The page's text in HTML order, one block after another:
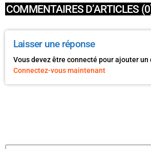
COMMENTAIRES D’ARTICLES
Laisser une réponse
Vous devez être connecté pour ajouter
Connectez-vous maintenant